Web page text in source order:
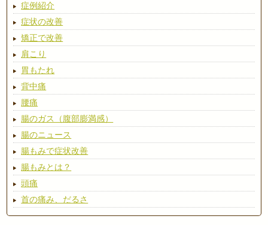
症例紹介
症状の改善
矯正で改善
肩こり
胃もたれ
背中痛
腰痛
腸のガス（腹部膨満感）
腸のニュース
腸もみで症状改善
腸もみとは？
頭痛
首の痛み、だるさ